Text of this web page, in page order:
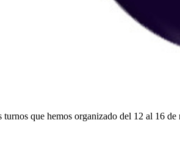
que hemos organizado del 12 al 16 de